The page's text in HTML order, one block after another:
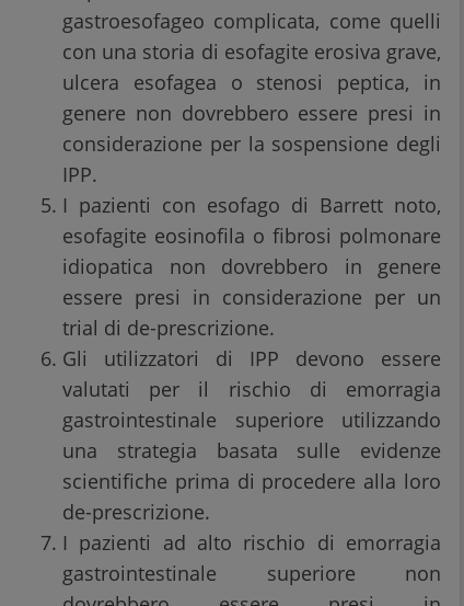
gastroesofageo complicata, come quelli
con una storia di esofagite erosiva grave,
ulcera esofagea o stenosi peptica, in
genere non dovrebbero essere presi in
considerazione per la sospensione degli
IPP.
I pazienti con esofago di Barrett noto,
esofagite eosinofila o fibrosi polmonare
idiopatica non dovrebbero in genere
essere presi in considerazione per un
trial di de-prescrizione.
Gli utilizzatori di IPP devono essere
valutati per il rischio di emorragia
gastrointestinale superiore utilizzando
una strategia basata sulle evidenze
scientifiche prima di procedere alla loro
de-prescrizione.
I pazienti ad alto rischio di emorragia
gastrointestinale superiore non